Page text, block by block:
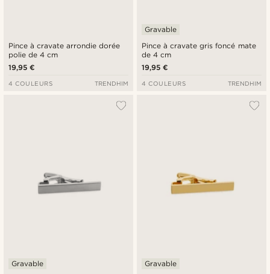
Pince à cravate arrondie dorée
polie de 4 cm
19,95 €
4 COULEURS TRENDHIM
Pince à cravate gris foncé mate
de 4 cm
Gravable
19,95 €
4 COULEURS TRENDHIM
Gravable Gravable